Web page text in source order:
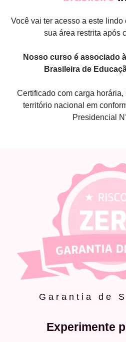
Você vai ter acesso a este
sua área restrita após
Nosso curso é associado
Brasileira de
Certificado com carga
território nacional em
Presidencial
Garantia de
Experimente